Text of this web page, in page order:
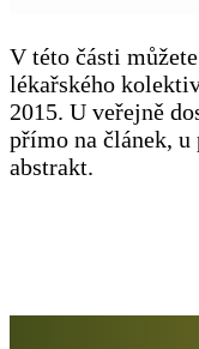
V této části
lékařského
2015. U veřejně
přímo na článek, u
abstrakt.